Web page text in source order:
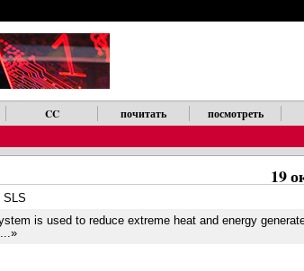
CC почитать посмотреть
19
SLS
is used to reduce extreme heat and energy